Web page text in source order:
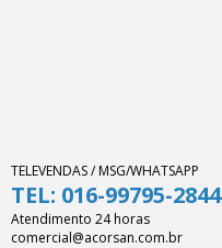
TELEVENDAS / MSG/WHATSAPP
TEL: 016-99795-2844
Atendimento 24 horas
comercial@acorsan.com.br